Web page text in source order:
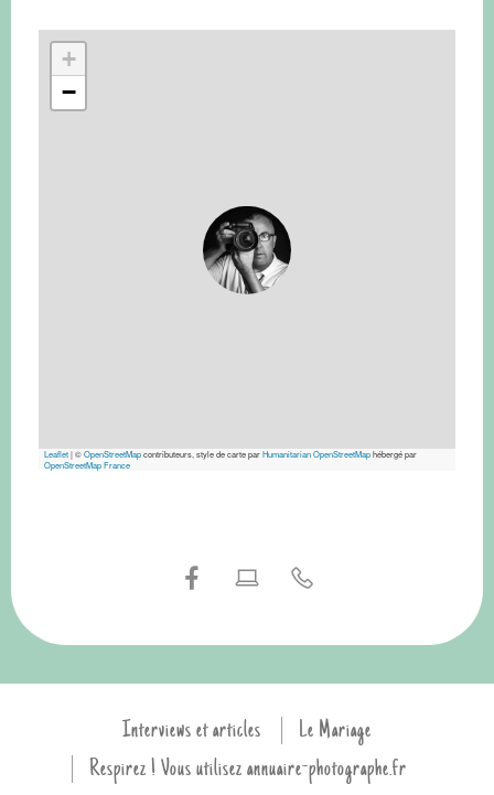
+
−
Leaflet|©OpenStreetMapcontributeurs, style de carte parHumanitarian OpenStreetMaphébergé par
OpenStreetMap France
Interviews et articles
Le Mariage
Respirez ! Vous utilisez annuaire-photographe.fr